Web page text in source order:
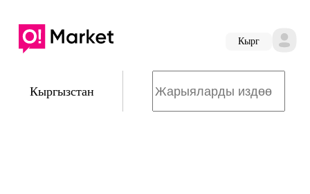
Кырг
Кыргызстан